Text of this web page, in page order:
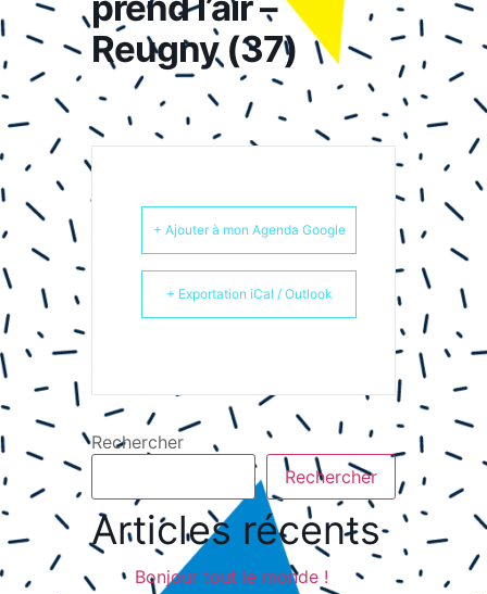
Reugny (37)
+ Ajouter à mon Agenda Google
+ Exportation iCal / Outlook
Rechercher
Rechercher
Articles récents
Bonjour tout le monde !